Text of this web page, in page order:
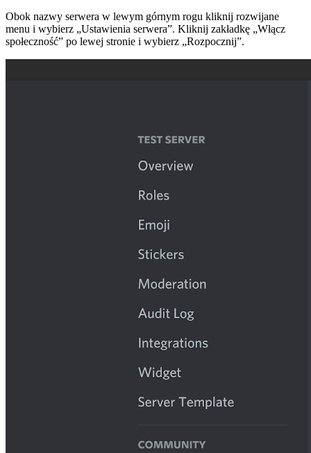
Obok nazwy serwera w lewym górnym rogu kliknij rozwijane
menu i wybierz „Ustawienia serwera”. Kliknij zakładkę „Włącz
społeczność” po lewej stronie i wybierz „Rozpocznij”.